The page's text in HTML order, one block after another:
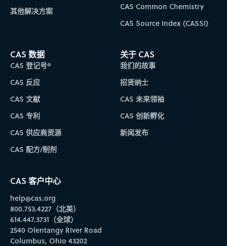
其他解决方案
CAS Common Chemistry
CAS Source Index (CASSI)
CAS 数据
CAS 登记号®
CAS 反应
CAS 文献
CAS 专利
CAS 供应商资源
CAS 配方/制剂
关于 CAS
我们的故事
招贤纳士
CAS 未来领袖
CAS 创新孵化
新闻发布
CAS 客户中心
help@cas.org
800.753.4227（北美）
614.447.3731（全球）
2540 Olentangy River Road
Columbus, Ohio 43202